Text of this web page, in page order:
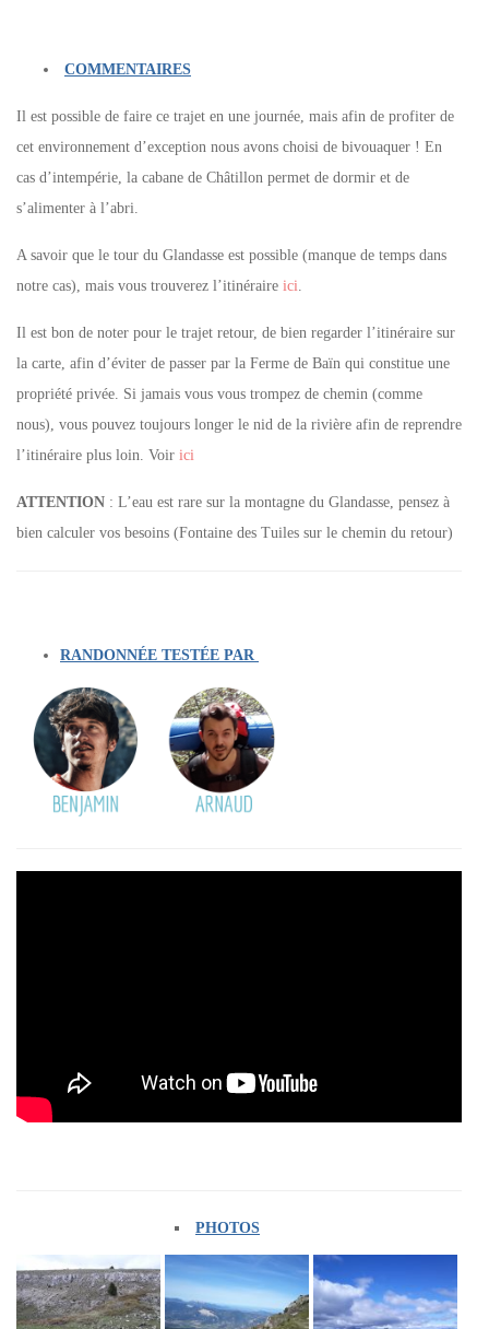
COMMENTAIRES
Il est possible de faire ce trajet en une journée, mais afin de profiter de
cet environnement d’exception nous avons choisi de bivouaquer ! En
cas d’intempérie, la cabane de Châtillon permet de dormir et de
s’alimenter à l’abri.
A savoir que le tour du Glandasse est possible (manque de temps dans
notre cas), mais vous trouverez l’itinéraire ici
Il est bon de noter pour le trajet retour, de bien regarder l’itinéraire sur
la carte, afin d’éviter de passer par la Ferme de Baïn qui constitue une
propriété privée. Si jamais vous vous trompez de chemin (comme
nous), vous pouvez toujours longer le nid de la rivière afin de reprendre
l’itinéraire plus loin. Voir ici
ATTENTION : L’eau est rare sur la montagne du Glandasse, pensez à
bien calculer vos besoins (Fontaine des Tuiles sur le chemin du retour)
RANDONNÉE TESTÉE PAR
PHOTOS